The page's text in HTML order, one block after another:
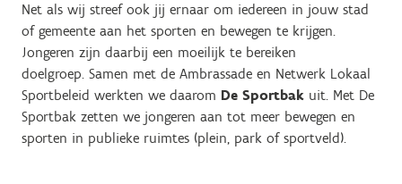
Net als wij streef ook jij ernaar om iedereen in jouw stad
of gemeente aan het sporten en bewegen te krijgen.
Jongeren zijn daarbij een moeilijk te bereiken
doelgroep. Samen met de Ambrassade en Netwerk Lokaal
Sportbeleid werkten we daarom De Sportbak uit. Met De
Sportbak zetten we jongeren aan tot meer bewegen en
sporten in publieke ruimtes (plein, park of sportveld).